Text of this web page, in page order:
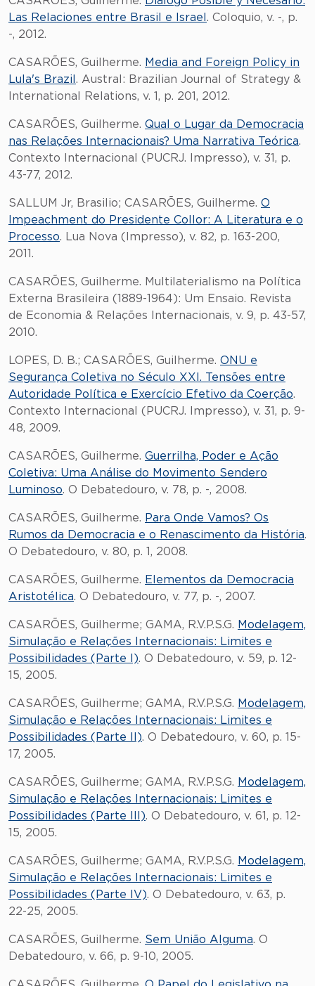
Las Relaciones entre Brasil e Israel . Coloquio, v. -, p.
-, 2012.
CASARÕES, Guilherme. Media and Foreign Policy in
Lula's Brazil . Austral: Brazilian Journal of Strategy &
International Relations, v. 1, p. 201, 2012.
CASARÕES, Guilherme. Qual o Lugar da Democracia
nas Relações Internacionais? Uma Narrativa Teórica.
Contexto Internacional (PUCRJ. Impresso), v. 31, p.
43-77, 2012.
SALLUM Jr, Brasilio; CASARÕES, Guilherme. O
Impeachment do Presidente Collor: A Literatura e o
Processo. Lua Nova (Impresso), v. 82, p. 163-200,
2011.
CASARÕES, Guilherme. Multilaterialismo na Política
Externa Brasileira (1889-1964): Um Ensaio. Revista
de Economia & Relações Internacionais, v. 9, p. 43-57,
2010.
LOPES, D. B.; CASARÕES, Guilherme. ONU e
Segurança Coletiva no Século XXI. Tensões entre
Autoridade Política e Exercício Efetivo da Coerção.
Contexto Internacional (PUCRJ. Impresso), v. 31, p. 9-
48, 2009.
CASARÕES, Guilherme. Guerrilha, Poder e Ação
Coletiva: Uma Análise do Movimento Sendero
Luminoso. O Debatedouro, v. 78, p. -, 2008.
CASARÕES, Guilherme. Para Onde Vamos? Os
Rumos da Democracia e o Renascimento da História.
O Debatedouro, v. 80, p. 1, 2008.
CASARÕES, Guilherme. Elementos da Democracia
Aristotélica. O Debatedouro, v. 77, p. -, 2007.
CASARÕES, Guilherme; GAMA, R.V.P.S.G. Modelagem,
Simulação e Relações Internacionais: Limites e
Possibilidades (Parte I). O Debatedouro, v. 59, p. 12-
15, 2005.
CASARÕES, Guilherme; GAMA, R.V.P.S.G. Modelagem,
Simulação e Relações Internacionais: Limites e
Possibilidades (Parte II). O Debatedouro, v. 60, p. 15-
17, 2005.
CASARÕES, Guilherme; GAMA, R.V.P.S.G. Modelagem,
Simulação e Relações Internacionais: Limites e
Possibilidades (Parte III). O Debatedouro, v. 61, p. 12-
15, 2005.
CASARÕES, Guilherme; GAMA, R.V.P.S.G. Modelagem,
Simulação e Relações Internacionais: Limites e
Possibilidades (Parte IV). O Debatedouro, v. 63, p.
22-25, 2005.
CASARÕES, Guilherme. Sem União Alguma. O
Debatedouro, v. 66, p. 9-10, 2005.